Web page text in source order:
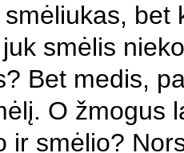
bet
smėlis
Bet medis,
O žmogus
ir smėlio?